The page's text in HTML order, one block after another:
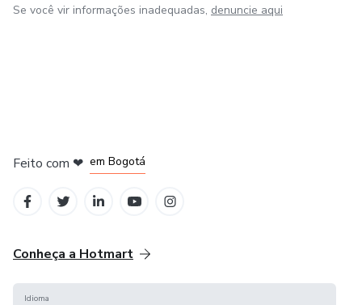
Se você vir informações inadequadas, denuncie aqui
Feito com ❤ em Bogotá
Conheça a Hotmart
Idioma